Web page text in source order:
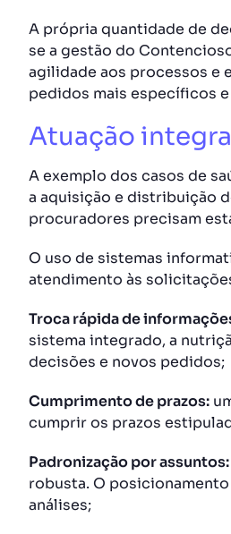
A própria quantidade de
se a gestão do
agilidade aos processos e
pedidos mais específicos
Atuação
A exemplo dos casos de
a aquisição e distribuição
procuradores precisam
O uso de sistemas
atendimento às
Troca rápida de
sistema integrado, a
decisões e novos pedidos;
Cumprimento de prazos:
cumprir os prazos
Padronização por assuntos:
robusta. O
análises;